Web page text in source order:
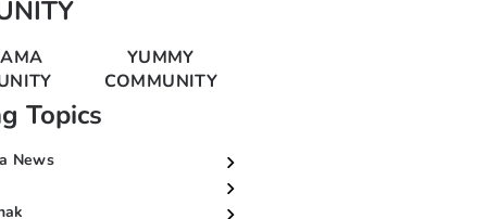
YUMMY
COMMUNITY
Topics
News